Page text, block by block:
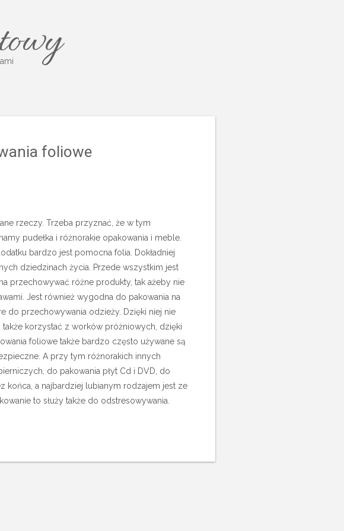
foliowe
rzeczy. Trzeba przyznać, że w tym
pudełka i różnorakie opakowania i meble.
bardzo jest pomocna folia.
Dokładniej
dziedzinach życia. Przede wszystkim jest
przechowywać różne produkty, tak ażeby nie
Jest również wygodna do pakowania na
do przechowywania odzieży. Dzięki niej nie
korzystać z worków próżniowych, dzięki
foliowe także bardzo często używane są
A przy tym różnorakich innych
do pakowania płyt Cd i DVD, do
końca, a najbardziej lubianym rodzajem jest ze
to służy także do odstresowywania.